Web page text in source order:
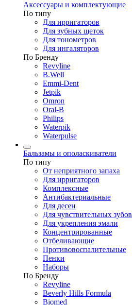
Аксессуары и комплектующие
По типу
Для ирригаторов
Для зубных щеток
Для тонометров
Для ингаляторов
По Бренду
Revyline
B.Well
Emmi-Dent
Jetpik
Omron
Oral-B
Philips
Waterpik
Waterpulse
Бальзамы и ополаскиватели
По типу
От неприятного запаха
Для ирригаторов
Комплексные
Антибактериальные
Для десен
Для чувствительных зубов
Для укрепления эмали
Концентрированные
Отбеливающие
Противовоспалительные
Пенки
Наборы
По Бренду
Revyline
Beverly Hills Formula
Biomed